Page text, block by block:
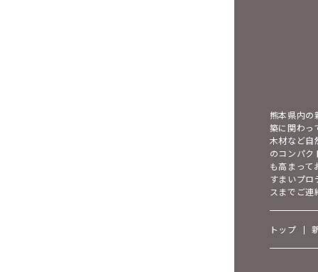
熊本県内の
築に関わっ
木材など自
のコンパク
も高まって
すまいプロ
スまでご
トップ